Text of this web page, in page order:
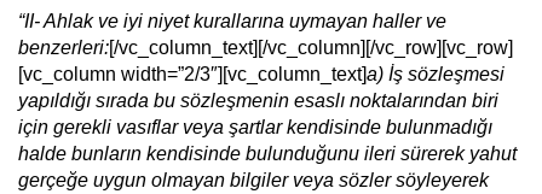
“II- Ahlak ve iyi niyet kurallarına uymayan haller ve
benzerleri:[/vc_column_text][/vc_column][/vc_row][vc_row]
[vc_column width=”2/3″][vc_column_text]a) İş sözleşmesi
yapıldığı sırada bu sözleşmenin esaslı noktalarından biri
için gerekli vasıflar veya şartlar kendisinde bulunmadığı
halde bunların kendisinde bulunduğunu ileri sürerek yahut
gerçeğe uygun olmayan bilgiler veya sözler söyleyerek